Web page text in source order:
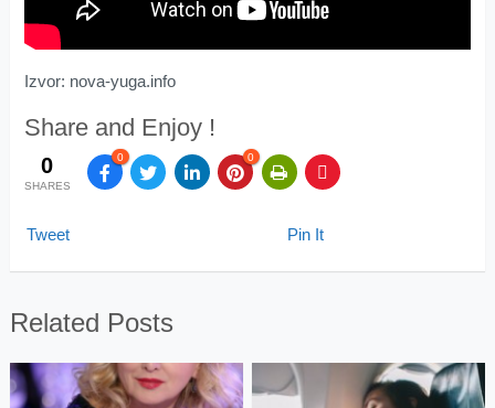
Izvor: nova-yuga.info
Share and Enjoy !
0
SHARES
0 0
Tweet Pin It
Related Posts